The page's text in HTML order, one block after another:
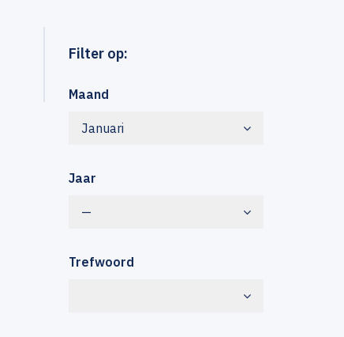
Filter op:
Maand
Januari
Jaar
—
Trefwoord